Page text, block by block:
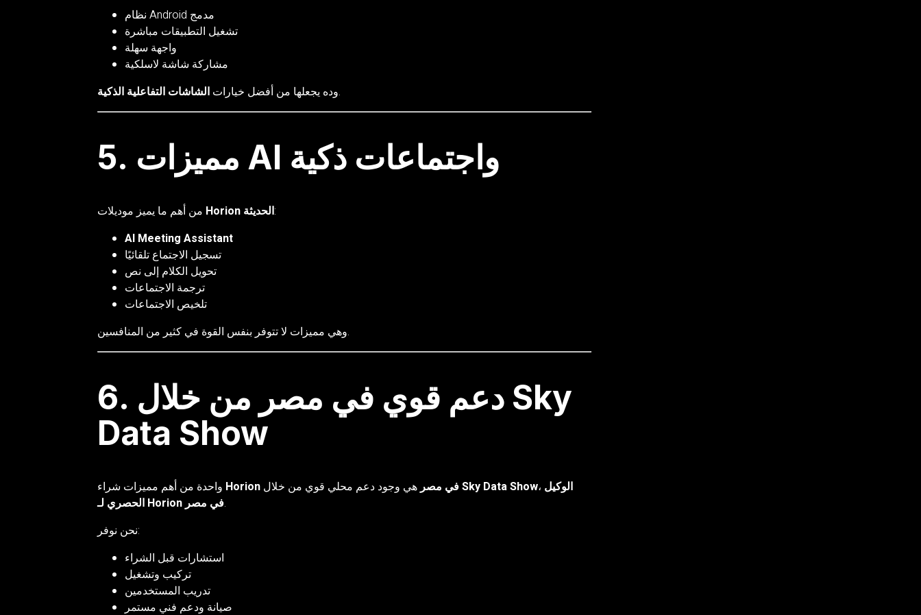
نظام Android مدمج
تشغيل التطبيقات مباشرة
واجهة سهلة
مشاركة شاشة لاسلكية
وده يجعلها من أفضل خيارات الشاشات التفاعلية الذكية .
5. مميزات AI واجتماعات ذكية
Horion الحديثة:
AI Meeting Assistant
تسجيل الاجتماع تلقائيًا
تحويل الكلام إلى نص
ترجمة الاجتماعات
تلخيص الاجتماعات
وهي مميزات لا تتوفر بنفس القوة في كثير من المنافسين.
6. دعم قوي في مصر من خلال Sky
Data Show
Horion في مصرهي وجود دعم محلي قوي من خلالSky Data Show، الوكيل
الحصري لـ Horion في مصر.
نحن نوفر:
استشارات قبل الشراء
تركيب وتشغيل
تدريب المستخدمين
صيانة ودعم فني مستمر